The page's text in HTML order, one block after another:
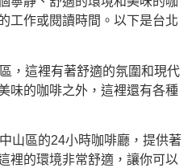
工作或閱讀時間。以下是台北
，這裡有著舒適的氛圍和現代
味的咖啡之外，這裡還有各種
山區的24小時咖啡廳，提供著
裡的環境非常舒適，讓你可以